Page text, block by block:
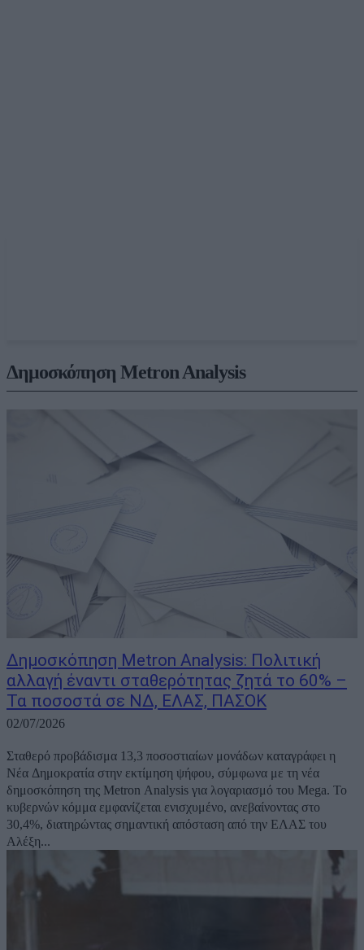
Δημοσκόπηση Metron Analysis
Δημοσκόπηση Metron Analysis: Πολιτική
αλλαγή έναντι σταθερότητας ζητά το 60% –
Τα ποσοστά σε ΝΔ, ΕΛΑΣ, ΠΑΣΟΚ
02/07/2026
Σταθερό προβάδισμα 13,3 ποσοστιαίων μονάδων καταγράφει η
Νέα Δημοκρατία στην εκτίμηση ψήφου, σύμφωνα με τη νέα
δημοσκόπηση της Metron Analysis για λογαριασμό του Mega. Το
κυβερνών κόμμα εμφανίζεται ενισχυμένο, ανεβαίνοντας στο
30,4%, διατηρώντας σημαντική απόσταση από την ΕΛΑΣ του
Αλέξη...